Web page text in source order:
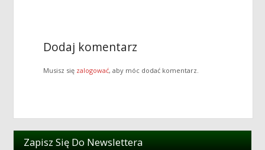
Dodaj komentarz
Musisz się zalogować, aby móc dodać komentarz.
Zapisz Się Do Newslettera